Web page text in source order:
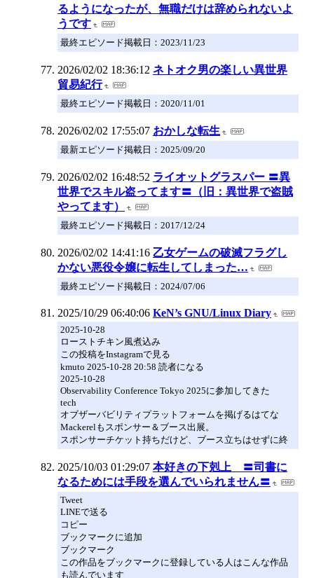
るようになったが、無職だけは辞められないよ
うです
最終エピソード掲載日：2023/11/23
2026/02/02 18:36:12 ネトオク男の楽しい異世界
貿易紀行
最終エピソード掲載日：2020/11/01
2026/02/02 17:55:07 おかしな転生
最新エピソード掲載日：2025/09/20
2026/02/02 16:48:52 ライオットグラスパー 〓異
世界でスキル盗ってます〓（旧：異世界で盗賊
やってます）
最終エピソード掲載日：2017/12/24
2026/02/02 14:41:16 乙女ゲームの破滅フラグし
かない悪役令嬢に転生してしまった…
最終エピソード掲載日：2024/07/06
2025/10/29 06:40:06 KeN’s GNU/Linux Diary
2025-10-28
ローストチキン風煮込み
この投稿をInstagramで見る
kmuto 2025-10-28 20:58 読者になる
2025-10-28
Observability Conference Tokyo 2025に参加してきた
tech
オブザーバビリティプラットフォームを掲げるはてな
Mackerelもスポンサー＆ブース出展。
スポンサーチケット持ちだけど、ブース立ちはせずに終
2025/10/03 01:29:07 本好きの下剋上 〓司書に
なるためには手段を選んでいられません〓
Tweet
LINEで送る
コピー
ブックマークに追加
ブックマーク
この作品をブックマークに登録している人はこんな作品
も読んでいます